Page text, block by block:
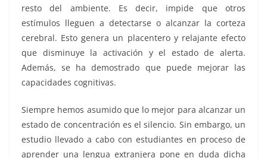
resto del ambiente. Es decir, impide que otros
estímulos lleguen a detectarse o alcanzar la corteza
cerebral. Esto genera un placentero y relajante efecto
que disminuye la activación y el estado de alerta.
Además, se ha demostrado que puede mejorar las
capacidades cognitivas.
Siempre hemos asumido que lo mejor para alcanzar un
estado de concentración es el silencio. Sin embargo, un
estudio llevado a cabo con estudiantes en proceso de
aprender una lengua extranjera pone en duda dicha